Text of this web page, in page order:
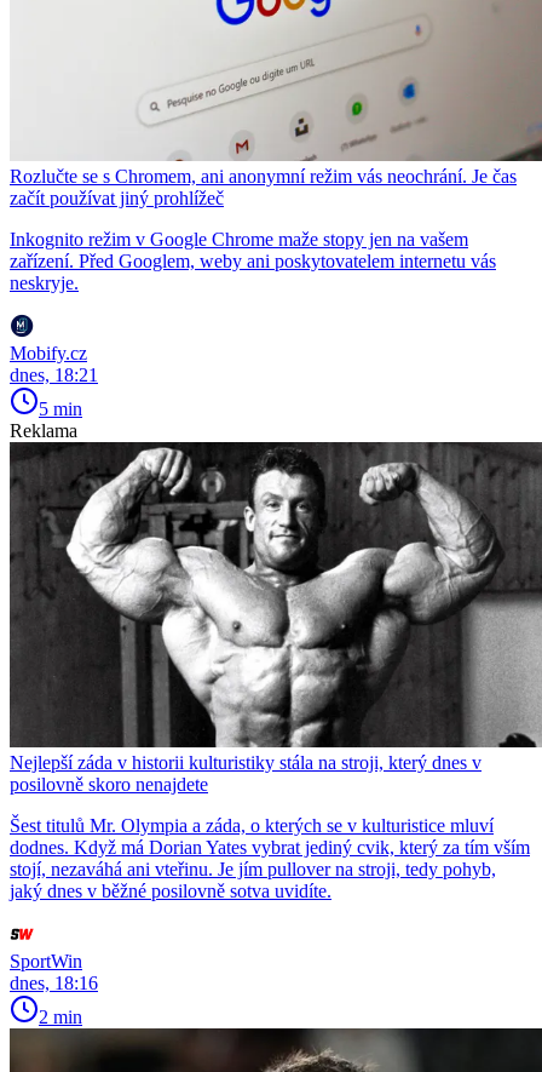
Rozlučte se s Chromem, ani anonymní režim vás neochrání. Je čas
začít používat jiný prohlížeč
Inkognito režim v Google Chrome maže stopy jen na vašem
zařízení. Před Googlem, weby ani poskytovatelem internetu vás
neskryje.
Mobify.cz
dnes, 18:21
5 min
Reklama
Nejlepší záda v historii kulturistiky stála na stroji, který dnes v
posilovně skoro nenajdete
Šest titulů Mr. Olympia a záda, o kterých se v kulturistice mluví
dodnes. Když má Dorian Yates vybrat jediný cvik, který za tím vším
stojí, nezaváhá ani vteřinu. Je jím pullover na stroji, tedy pohyb,
jaký dnes v běžné posilovně sotva uvidíte.
SportWin
dnes, 18:16
2 min